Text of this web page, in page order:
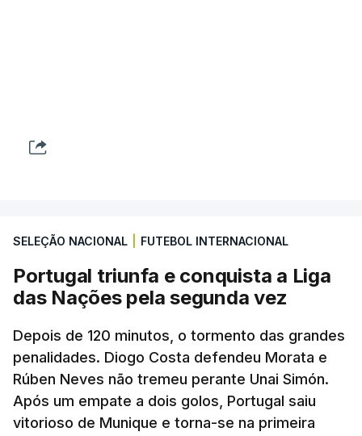
SELEÇÃO NACIONAL FUTEBOL INTERNACIONAL
Portugal triunfa e conquista a Liga
das Nações pela segunda vez
Depois de 120 minutos, o tormento das grandes
penalidades. Diogo Costa defendeu Morata e
Rúben Neves não tremeu perante Unai Simón.
Após um empate a dois golos, Portugal saiu
vitorioso de Munique e torna-se na primeira